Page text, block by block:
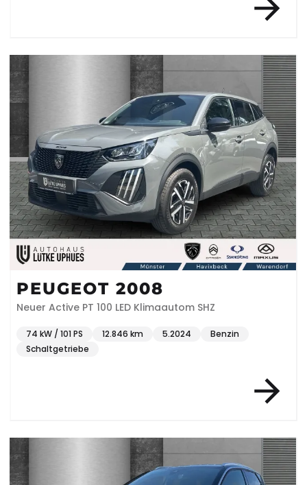
PEUGEOT 2008
Neuer Active PT 100 LED Klimaautom SHZ
74 kW / 101 PS 12.846 km 5.2024
Benzin
Schaltgetriebe